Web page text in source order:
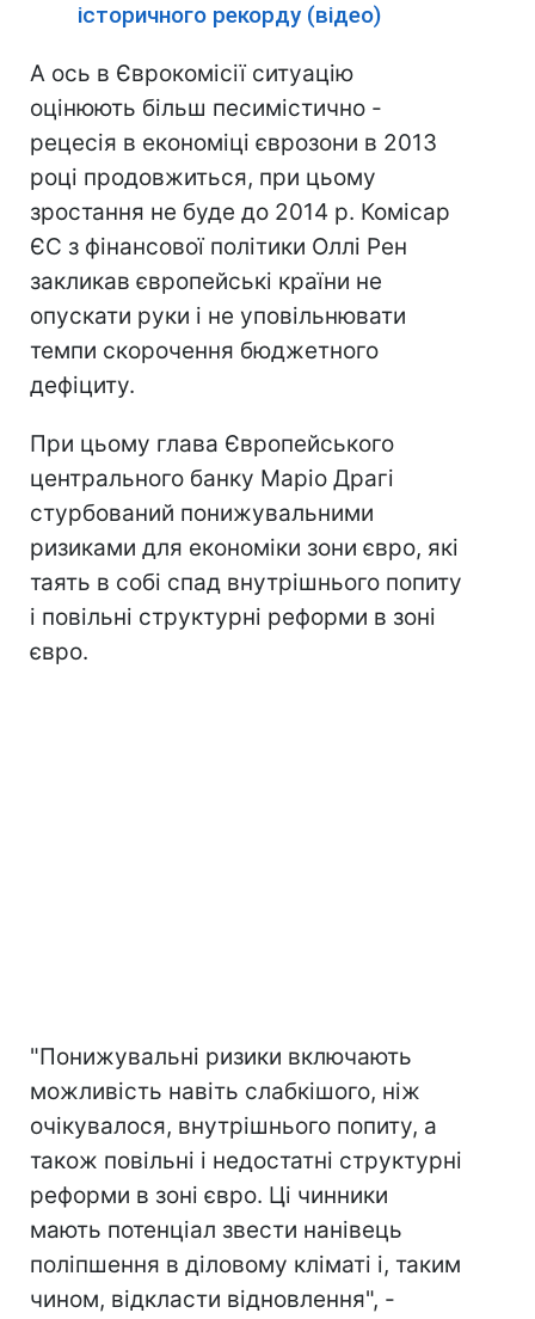
історичного рекорду (відео)
А ось в Єврокомісії ситуацію
оцінюють більш песимістично -
рецесія в економіці єврозони в 2013
році продовжиться, при цьому
зростання не буде до 2014 р. Комісар
ЄС з фінансової політики Оллі Рен
закликав європейські країни не
опускати руки і не уповільнювати
темпи скорочення бюджетного
дефіциту.
При цьому глава Європейського
центрального банку Маріо Драгі
стурбований понижувальними
ризиками для економіки зони євро, які
таять в собі спад внутрішнього попиту
і повільні структурні реформи в зоні
євро.
"Понижувальні ризики включають
можливість навіть слабкішого, ніж
очікувалося, внутрішнього попиту, а
також повільні і недостатні структурні
реформи в зоні євро. Ці чинники
мають потенціал звести нанівець
поліпшення в діловому кліматі і, таким
чином, відкласти відновлення", -